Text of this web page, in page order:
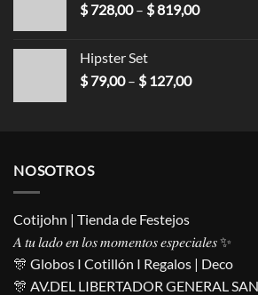
$728,00 – $819,00
Hipster Set
$79,00 – $127,00
NOSOTROS
Cotijohn | Tienda de Festejos
𝐴 𝑡𝑢 𝑙𝑎𝑑𝑜 𝑒𝑛 𝑙𝑜𝑠 𝑚𝑜𝑚𝑒𝑛𝑡𝑜𝑠 𝑒𝑠𝑝𝑒𝑐𝑖𝑎𝑙𝑒𝑠 ✨
🎊 Globos I Cotillón I Regalos | Deco
🎊 AV.DEL LIBERTADOR GENERAL